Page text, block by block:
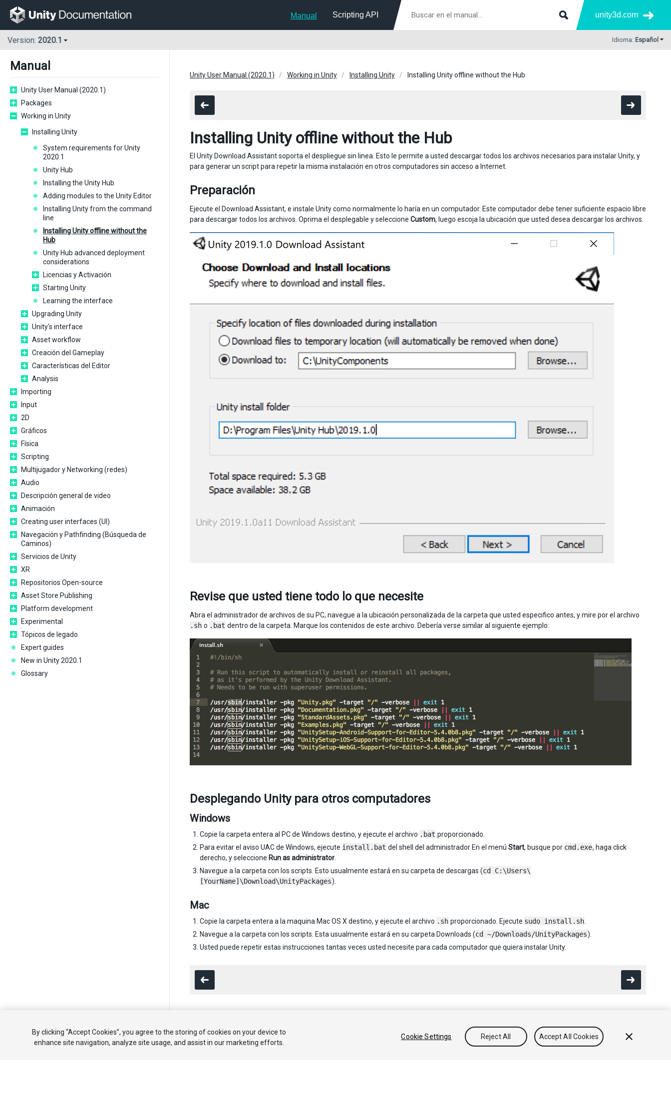
Manual Scripting API unity3d.com
Version: 2020.1 Idioma: Español
Manual
Unity User Manual (2020.1)
Packages
Working in Unity
Installing Unity
System requirements for Unity
2020.1
Unity Hub
Installing the Unity Hub
Adding modules to the Unity Editor
Installing Unity from the command
line
Installing Unity offline without the
Hub
Unity Hub advanced deployment
considerations
Licencias y Activación
Starting Unity
Learning the interface
Upgrading Unity
Unity's interface
Asset workflow
Creación del Gameplay
Características del Editor
Analysis
Importing
Input
2D
Gráficos
Física
Scripting
Multijugador y Networking (redes)
Audio
Descripción general de video
Animación
Creating user interfaces (UI)
Navegación y Pathfinding (Búsqueda de
Caminos)
Servicios de Unity
XR
Repositorios Open-source
Asset Store Publishing
Platform development
Experimental
Tópicos de legado
Expert guides
New in Unity 2020.1
Glossary
Unity User Manual (2020.1) Working in Unity Installing Unity Installing Unity offline without the Hub
Installing Unity offline without the Hub
El Unity Download Assistant soporta el despliegue sin linea. Esto le permite a usted descargar todos los archivos necesarios para instalar Unity, y
para generar un script para repetir la misma instalación en otros computadores sin acceso a Internet.
Preparación
Ejecute el Download Assistant, e instale Unity como normalmente lo haría en un computador. Este computador debe tener suficiente espacio libre
para descargar todos los archivos. Oprima el desplegable y seleccione Custom, luego escoja la ubicación que usted desea descargar los archivos.
Revise que usted tiene todo lo que necesite
Abra el administrador de archivos de su PC, navegue a la ubicación personalizada de la carpeta que usted especifico antes, y mire por el archivo
.sh o .bat dentro de la carpeta. Marque los contenidos de este archivo. Debería verse similar al siguiente ejemplo:
Desplegando Unity para otros computadores
Windows
Copie la carpeta entera al PC de Windows destino, y ejecute el archivo .bat proporcionado.
Para evitar el aviso UAC de Windows, ejecute install.bat del shell del administrador En el menú Start, busque por cmd.exe, haga click
derecho, y seleccione Run as administrator
Navegue a la carpeta con los scripts. Esto usualmente estará en su carpeta de descargas (cd C:\Users\
[YourName]\Download\UnityPackages).
Mac
Copie la carpeta entera a la maquina Mac OS X destino, y ejecute el archivo .sh proporcionado. Ejecute sudo install.sh
Navegue a la carpeta con los scripts. Esta usualmente estará en su carpeta Downloads (cd ~/Downloads/UnityPackages).
Usted puede repetir estas instrucciones tantas veces usted necesite para cada computador que quiera instalar Unity.
Copyright © 2020 Unity Technologies. Publication 2020.1
By clicking “Accept Cookies”, you agree to the storing of cookies on your device to
enhance site navigation, analyze site usage, and assist in our marketing efforts.
Cookie Settings Reject All Accept All Cookies